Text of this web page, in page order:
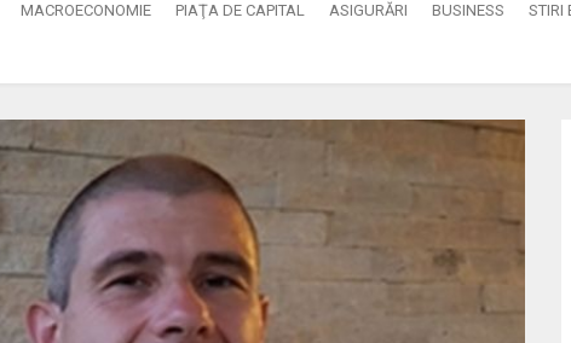
MACROECONOMIE PIAŢA DE CAPITAL ASIGURĂRI BUSINESS STIRI